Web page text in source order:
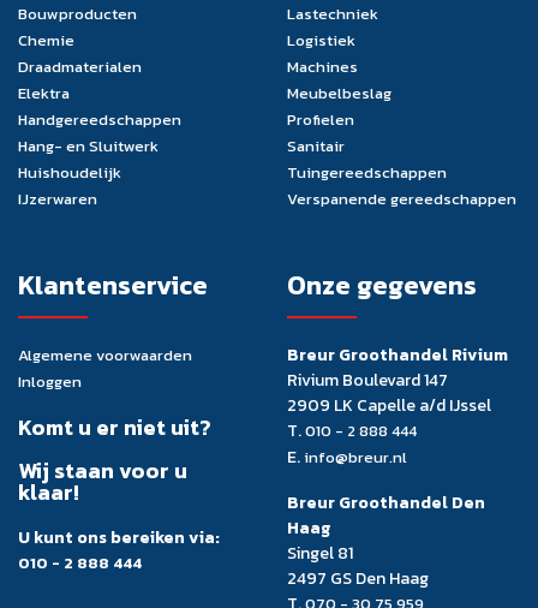
Bouwproducten
Chemie
Draadmaterialen
Elektra
Handgereedschappen
Hang- en Sluitwerk
Huishoudelijk
IJzerwaren
Lastechniek
Logistiek
Machines
Meubelbeslag
Profielen
Sanitair
Tuingereedschappen
Verspanende gereedschappen
Klantenservice
Algemene voorwaarden
Inloggen
Komt u er niet uit?
Wij staan voor u
klaar!
U kunt ons bereiken via:
010 - 2 888 444
Onze gegevens
Breur Groothandel Rivium
Rivium Boulevard 147
2909 LK Capelle a/d IJssel
T.010 - 2 888 444
E. info@breur.nl
Breur Groothandel Den
Haag
Singel 81
2497 GS Den Haag